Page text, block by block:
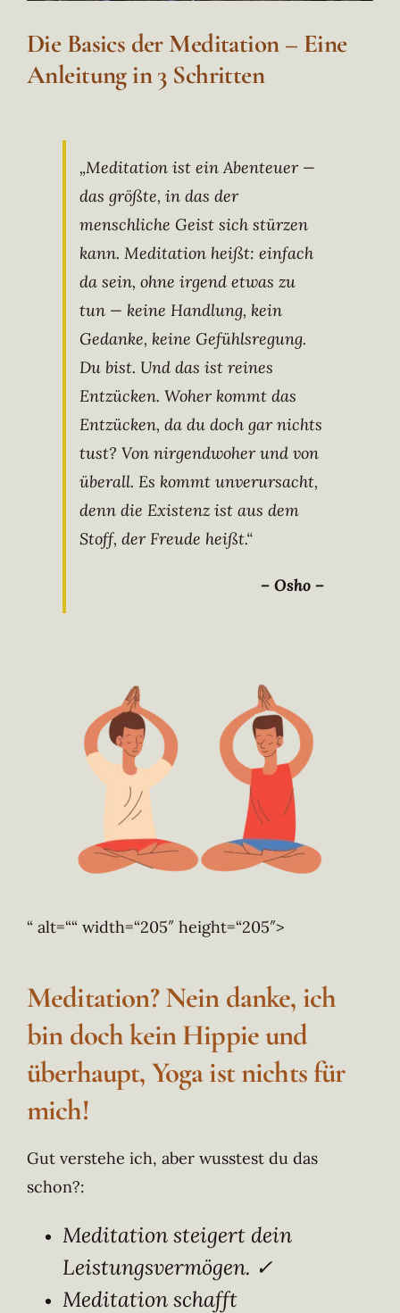
Die Basics der Meditation – Eine
Anleitung in 3 Schritten
„Meditation ist ein Abenteuer —
das größte, in das der
menschliche Geist sich stürzen
kann. Meditation heißt: einfach
da sein, ohne irgend etwas zu
tun — keine Handlung, kein
Gedanke, keine Gefühlsregung.
Du bist. Und das ist reines
Entzücken. Woher kommt das
Entzücken, da du doch gar nichts
tust? Von nirgendwoher und von
überall. Es kommt unverursacht,
denn die Existenz ist aus dem
Stoff, der Freude heißt.“
– Osho –
“ alt=““ width=“205″ height=“205″>
Meditation? Nein danke, ich
bin doch kein Hippie und
überhaupt, Yoga ist nichts für
mich!
Gut verstehe ich, aber wusstest du das
schon?:
Meditation steigert dein
Leistungsvermögen. ✓
Meditation schafft